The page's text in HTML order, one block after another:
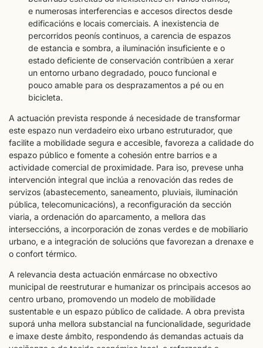
e numerosas interferencias e accesos directos desde
edificacións e locais comerciais. A inexistencia de
percorridos peonís continuos, a carencia de espazos
de estancia e sombra, a iluminación insuficiente e o
estado deficiente de conservación contribúen a xerar
un entorno urbano degradado, pouco funcional e
pouco amable para os desprazamentos a pé ou en
bicicleta.
A actuación prevista responde á necesidade de transformar
este espazo nun verdadeiro eixo urbano estruturador, que
facilite a mobilidade segura e accesible, favoreza a calidade do
espazo público e fomente a cohesión entre barrios e a
actividade comercial de proximidade. Para iso, prevese unha
intervención integral que inclúa a renovación das redes de
servizos (abastecemento, saneamento, pluviais, iluminación
pública, telecomunicacións), a reconfiguración da sección
viaria, a ordenación do aparcamento, a mellora das
interseccións, a incorporación de zonas verdes e de mobiliario
urbano, e a integración de solucións que favorezan a drenaxe e
o confort térmico.
A relevancia desta actuación enmárcase no obxectivo
municipal de reestruturar e humanizar os principais accesos ao
centro urbano, promovendo un modelo de mobilidade
sustentable e un espazo público de calidade. A obra prevista
suporá unha mellora substancial na funcionalidade, seguridade
e imaxe deste ámbito, respondendo ás demandas actuais da